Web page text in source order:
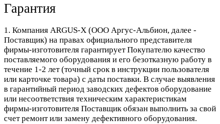
Гарантия
1. Компания ARGUS-X (ООО Аргус-Альбион, далее -
Поставщик) на правах официального представителя
фирмы-изготовителя гарантирует Покупателю качество
поставляемого оборудования и его безотказную работу в
течение 1-2 лет (точный срок в инструкции пользователя
или карточке товара) с даты поставки. В случае выявления
в гарантийный период заводских дефектов оборудование
или несоответствия техническим характеристикам
фирмы-изготовителя Поставщик обязан выполнить за свой
счет ремонт или замену дефективного оборудования.